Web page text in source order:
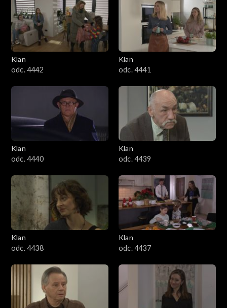
Klan
odc. 4442
Klan
odc. 4441
Klan
odc. 4440
Klan
odc. 4439
Klan
odc. 4438
Klan
odc. 4437